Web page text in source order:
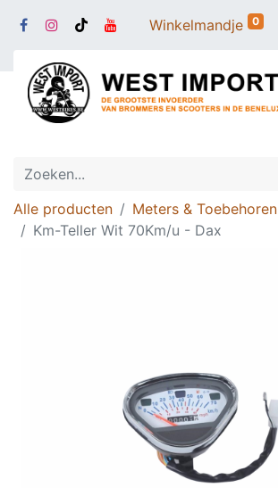
Winkelmandje 0
Alle producten
Meters & Toebehoren
Km-Teller Wit 70Km/u - Dax